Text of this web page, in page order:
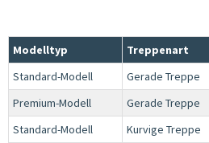
Modelltyp Treppenart
Standard-Modell
Gerade Treppe
Premium-Modell
Gerade Treppe
Standard-Modell
Kurvige Treppe